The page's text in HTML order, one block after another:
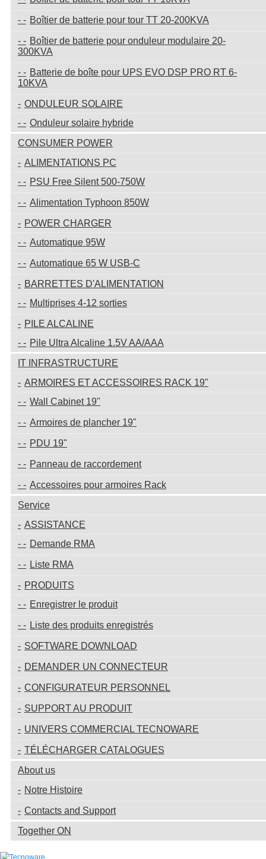
Boîtier de batterie pour tour TT 20-200KVA
Boîtier de batterie pour onduleur modulaire 20-
300KVA
Batterie de boîte pour UPS EVO DSP PRO RT 6-
10KVA
ONDULEUR SOLAIRE
Onduleur solaire hybride
CONSUMER POWER
ALIMENTATIONS PC
PSU Free Silent 500-750W
Alimentation Typhoon 850W
POWER CHARGER
Automatique 95W
Automatique 65 W USB-C
BARRETTES D'ALIMENTATION
Multiprises 4-12 sorties
PILE ALCALINE
Pile Ultra Alcaline 1.5V AA/AAA
IT INFRASTRUCTURE
ARMOIRES ET ACCESSOIRES RACK 19"
Wall Cabinet 19"
Armoires de plancher 19"
PDU 19"
Panneau de raccordement
Accessoires pour armoires Rack
Service
ASSISTANCE
Demande RMA
Liste RMA
PRODUITS
Enregistrer le produit
Liste des produits enregistrés
SOFTWARE DOWNLOAD
DEMANDER UN CONNECTEUR
CONFIGURATEUR PERSONNEL
SUPPORT AU PRODUIT
UNIVERS COMMERCIAL TECNOWARE
TÉLÉCHARGER CATALOGUES
About us
Notre Histoire
Contacts and Support
Together ON